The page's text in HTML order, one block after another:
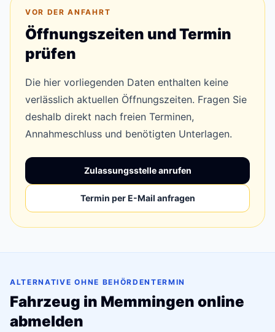
VOR DER ANFAHRT
Öffnungszeiten und Termin
prüfen
Die hier vorliegenden Daten enthalten keine
verlässlich aktuellen Öffnungszeiten. Fragen Sie
deshalb direkt nach freien Terminen,
Annahmeschluss und benötigten Unterlagen.
Zulassungsstelle anrufen
Termin per E-Mail anfragen
ALTERNATIVE OHNE BEHÖRDENTERMIN
Fahrzeug in Memmingen online
abmelden